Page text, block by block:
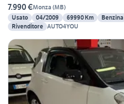
7.990 €Monza (MB)
Usato
04/2009 69990 Km Benzina
Rivenditore AUTO4YOU